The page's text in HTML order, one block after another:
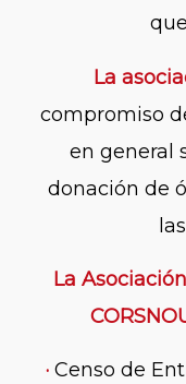
La
compromiso
en general
donación de
La
· Censo de